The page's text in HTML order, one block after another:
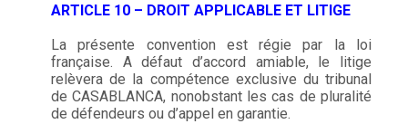
ARTICLE 10 – DROIT APPLICABLE ET LITIGE
La présente convention est régie par la loi
française. A défaut d’accord amiable, le litige
relèvera de la compétence exclusive du tribunal
de CASABLANCA, nonobstant les cas de pluralité
de défendeurs ou d’appel en garantie.